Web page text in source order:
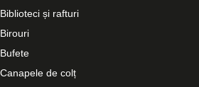
Biblioteci și rafturi
Birouri
Bufete
Canapele de colț